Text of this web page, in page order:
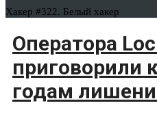
Хакер #322. Белый хакер
Оператора
приговорили
годам